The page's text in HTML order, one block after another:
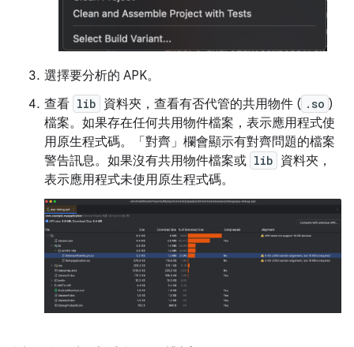
選擇要分析的 APK。
查看 lib 資料夾，查看有否代管的共用物件 ( .so )
檔案。如果存在任何共用物件檔案，表示應用程式使
用原生程式碼。「對齊」 欄會顯示有對齊問題的檔案
警告訊息。如果沒有共用物件檔案或 lib 資料夾，
表示應用程式未使用原生程式碼。